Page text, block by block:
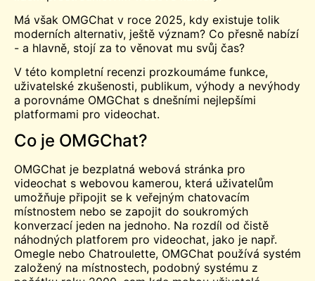
Má však OMGChat v roce 2025, kdy existuje tolik
moderních alternativ, ještě význam? Co přesně nabízí
- a hlavně, stojí za to věnovat mu svůj čas?
V této kompletní recenzi prozkoumáme funkce,
uživatelské zkušenosti, publikum, výhody a nevýhody
a porovnáme OMGChat s dnešními nejlepšími
platformami pro videochat.
Co je OMGChat?
OMGChat je bezplatná webová stránka pro
videochat s webovou kamerou, která uživatelům
umožňuje připojit se k veřejným chatovacím
místnostem nebo se zapojit do soukromých
konverzací jeden na jednoho. Na rozdíl od čistě
náhodných platforem pro videochat, jako je např.
Omegle nebo Chatroulette, OMGChat používá systém
založený na místnostech, podobný systému z